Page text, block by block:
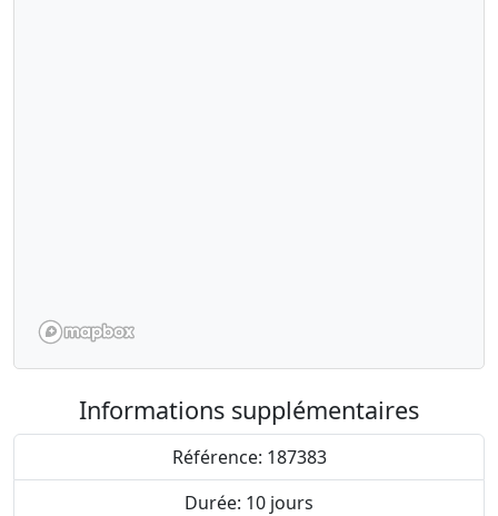
Informations supplémentaires
Référence: 187383
Durée: 10 jours